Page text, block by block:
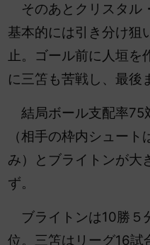
そのあとクリスタル
基本的には引き分け狙
止。ゴール前に人垣を
に三笘も苦戦し、最後
結局ボール支配率75
（相手の枠内シュー
み）とブライトンが大
ず。
ブライトンは10勝５
位。三笘はリーグ16試